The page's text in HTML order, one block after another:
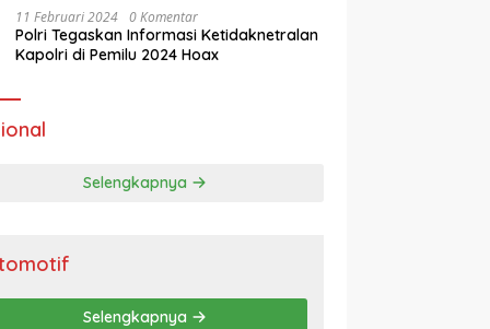
11 Februari 2024 0 Komentar
Polri Tegaskan Informasi Ketidaknetralan
Kapolri di Pemilu 2024 Hoax
Selengkapnya
Selengkapnya